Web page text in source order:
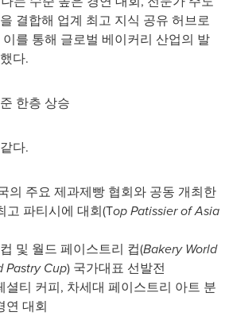
결합해 업계 최고 지식 공유 허브로
를 통해 글로벌 베이커리 산업의 발
다.
한층 상승
다.
의 주요 제과제빵 협회와 공동 개최한
고 파티시에 대회(Top Patissier ofAsia
및 월드 페이스트리 컵(Bakery World
Pastry Cup) 국가대표 선발전
셜티 커피, 차세대 페이스트리 아트 분
연 대회